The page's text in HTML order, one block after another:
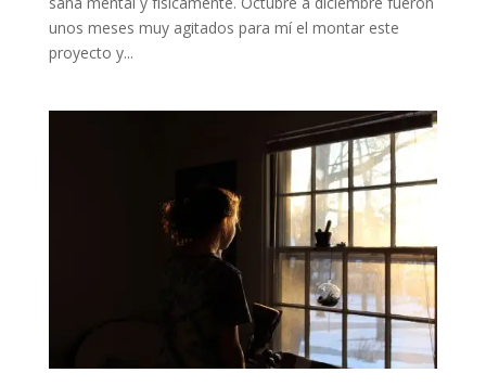
unos meses muy agitados para mí el montar este
proyecto y...